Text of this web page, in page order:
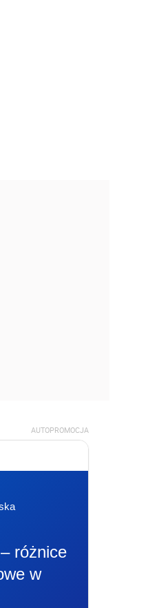
AUTOPROMOCJA
– różnice
w